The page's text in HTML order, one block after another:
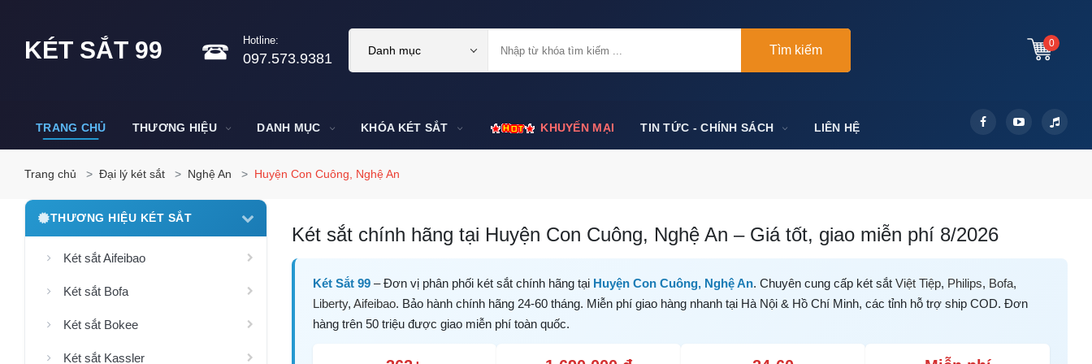
KÉT SẮT 99 Hotline:
097.573.9381
0
Danh mục Tìm kiếm
TRANG CHỦ THƯƠNG HIỆU DANH MỤC KHÓA KÉT SẮT KHUYẾN MẠI TIN TỨC - CHÍNH SÁCH LIÊN HỆ
Trang chủ Đại lý két sắt Nghệ An Huyện Con Cuông, Nghệ An
THƯƠNG HIỆU KÉT SẮT
Két sắt Aifeibao
Két sắt Bofa
Két sắt Bokee
Két sắt Kassler
Két sắt chính hãng tại Huyện Con Cuông, Nghệ An – Giá tốt, giao miễn phí 8/2026
Két Sắt 99– Đơn vị phân phối két sắt chính hãng tại Huyện Con Cuông, Nghệ An. Chuyên cung cấp két sắt Việt Tiệp, Philips, Bofa,
Liberty, Aifeibao. Bảo hành chính hãng 24-60 tháng. Miễn phí giao hàng nhanh tại Hà Nội & Hồ Chí Minh, các tỉnh hỗ trợ ship COD. Đơn
hàng trên 50 triệu được giao miễn phí toàn quốc.